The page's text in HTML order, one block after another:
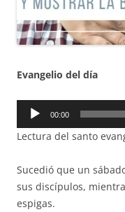
Evangelio del día
Reproductor
audio
00:00
Lectura del santo
Sucedió que un
sus discípulos,
espigas.